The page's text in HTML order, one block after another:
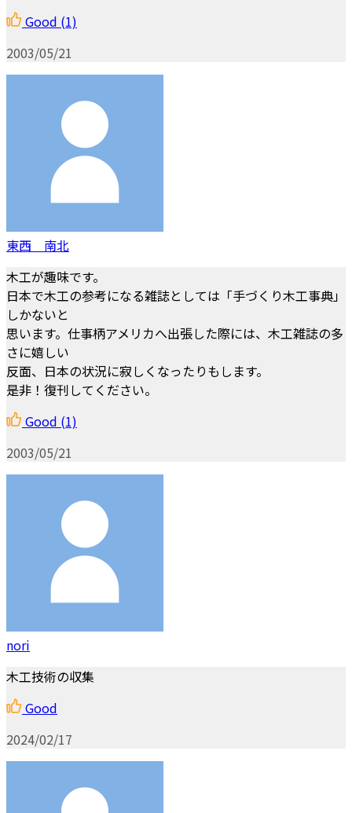
Good (1)
2003/05/21
東西 南北
木工が趣味です。
日本で木工の参考になる雑誌としては「手づくり木工事典」
しかないと
思います。仕事柄アメリカへ出張した際には、木工雑誌の多
さに嬉しい
反面、日本の状況に寂しくなったりもします。
是非！復刊してください。
Good (1)
2003/05/21
nori
木工技術の収集
Good
2024/02/17